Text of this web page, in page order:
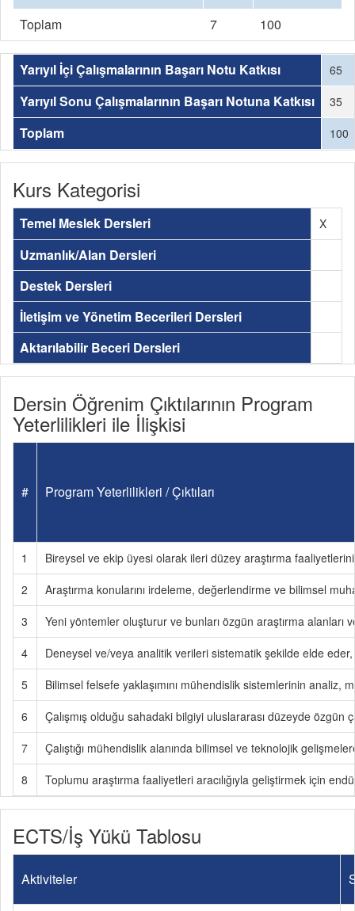
Toplam 7 100
Yarıyıl İçi Çalışmalarının Başarı Notu Katkısı 65
Yarıyıl Sonu Çalışmalarının Başarı Notuna Katkısı 35
Toplam 100
Kurs Kategorisi
Temel Meslek Dersleri X
Uzmanlık/Alan Dersleri
Destek Dersleri
İletişim ve Yönetim Becerileri Dersleri
Aktarılabilir Beceri Dersleri
Dersin Öğrenim Çıktılarının Program
Yeterlilikleri ile İlişkisi
# Program Yeterlilikleri / Çıktıları
1
Bireysel ve ekip üyesi olarak ileri düzey araştırma
2
Araştırma konularını irdeleme, değerlendirme ve bilimsel
3
Yeni yöntemler oluşturur ve bunları özgün araştırma alanları
4
Deneysel ve/veya analitik verileri sistematik şekilde elde
5
Bilimsel felsefe yaklaşımını mühendislik sistemlerinin analiz,
6
Çalışmış olduğu sahadaki bilgiyi uluslararası düzeyde
7
Çalıştığı mühendislik alanında bilimsel ve teknolojik
8
Toplumu araştırma faaliyetleri aracılığıyla geliştirmek için
ECTS/İş Yükü Tablosu
Aktiviteler